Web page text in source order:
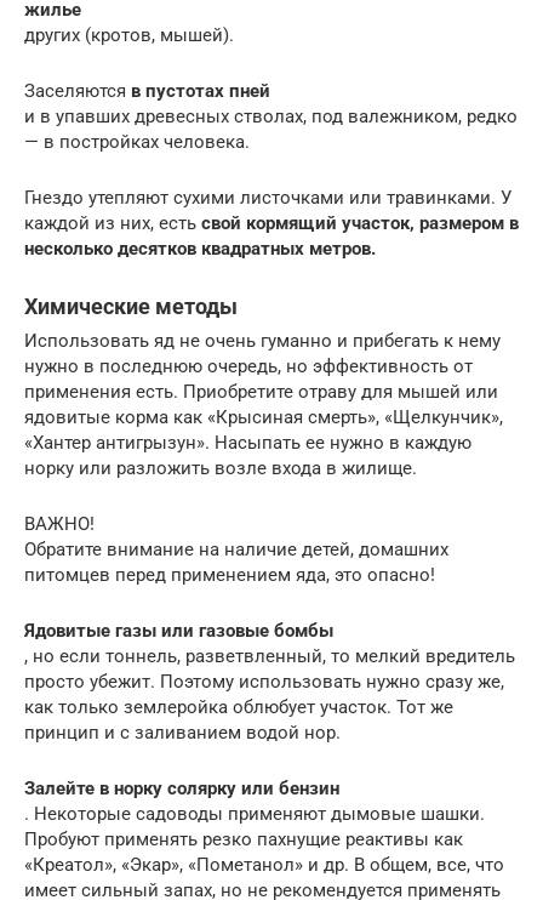
жилье
других (кротов, мышей).
Заселяются в пустотах пней
и в упавших древесных стволах, под валежником, редко
— в постройках человека.
Гнездо утепляют сухими листочками или травинками. У
каждой из них, есть свой кормящий участок, размером в
несколько десятков квадратных метров.
Химические методы
Использовать яд не очень гуманно и прибегать к нему
нужно в последнюю очередь, но эффективность от
применения есть. Приобретите отраву для мышей или
ядовитые корма как «Крысиная смерть», «Щелкунчик»,
«Хантер антигрызун». Насыпать ее нужно в каждую
норку или разложить возле входа в жилище.
ВАЖНО!
Обратите внимание на наличие детей, домашних
питомцев перед применением яда, это опасно!
Ядовитые газы или газовые бомбы
, но если тоннель, разветвленный, то мелкий вредитель
просто убежит. Поэтому использовать нужно сразу же,
как только землеройка облюбует участок. Тот же
принцип и с заливанием водой нор.
Залейте в норку солярку или бензин
. Некоторые садоводы применяют дымовые шашки.
Пробуют применять резко пахнущие реактивы как
«Креатол», «Экар», «Пометанол» и др. В общем, все, что
имеет сильный запах, но не рекомендуется применять